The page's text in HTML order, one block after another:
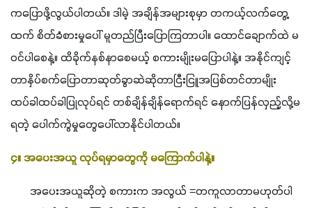
ကပြောဖို့လွယ်ပါတယ်။ ဒါမဲ့ အချိန်အများစုမှာ တကယ့်လက်တွေ့
ထက် စိတ်ခံစားမှုပေါ် မူတည်ပြီးပြောကြတာပါ။ ထောင်ချောက်ထဲ မ
ဝင်ပါစေနဲ့။ ထိခိုက်နစ်နာစေမယ့် စကားမျိုးမပြောပါနဲ့။ အနိုင်ကျင့်
တာနှိပ်စက်ပြောတာဆုတ်ခွာဆဲဆိုတာငြီးငြူအပြစ်တင်တာမျိုး
ထပ်ခါထပ်ခါပြုလုပ်ရင် တစ်ချိန်ချိန်ရောက်ရင် နောက်ပြန်လှည့်လို့မ
ရတဲ့ ပေါက်ကွဲမှုတွေပေါ်လာနိုင်ပါတယ်။
၄။ အပေးအယူ လုပ်ရမှာတွေကို မကြောက်ပါနဲ့။
အပေးအယူဆိုတဲ့ စကားက အလွယ် =တကူလာတာမဟုတ်ပါ